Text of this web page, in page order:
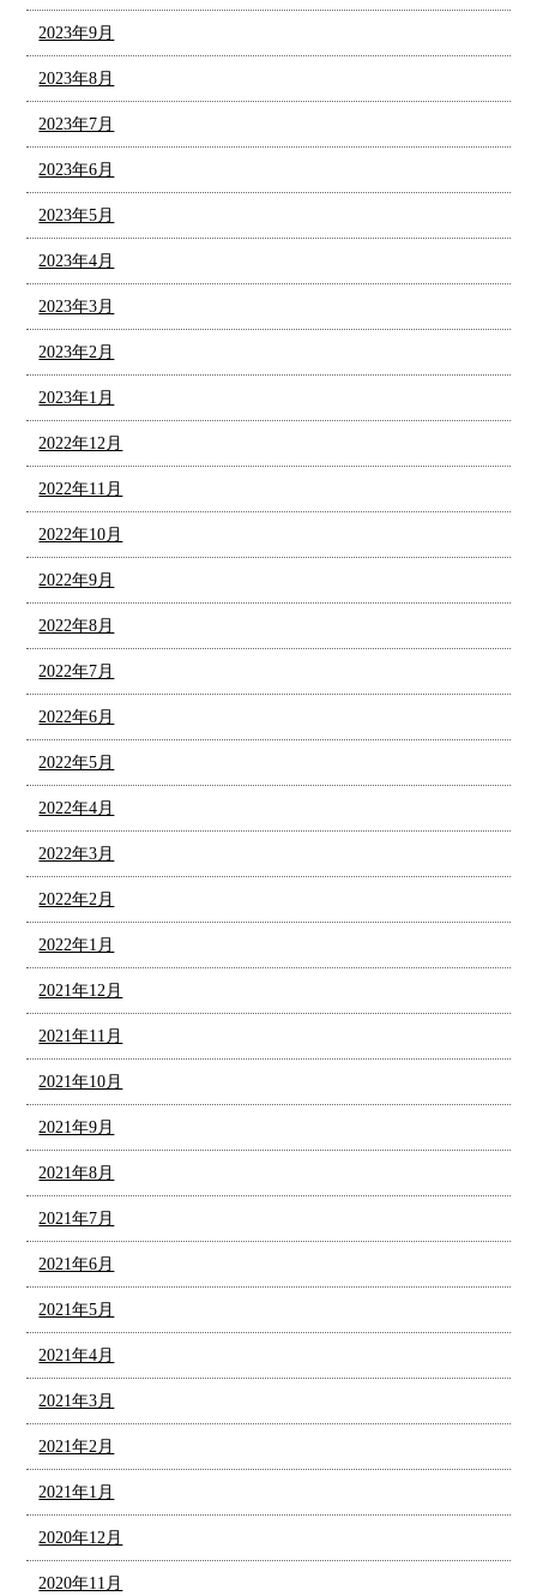
2023年9月
2023年8月
2023年7月
2023年6月
2023年5月
2023年4月
2023年3月
2023年2月
2023年1月
2022年12月
2022年11月
2022年10月
2022年9月
2022年8月
2022年7月
2022年6月
2022年5月
2022年4月
2022年3月
2022年2月
2022年1月
2021年12月
2021年11月
2021年10月
2021年9月
2021年8月
2021年7月
2021年6月
2021年5月
2021年4月
2021年3月
2021年2月
2021年1月
2020年12月
2020年11月